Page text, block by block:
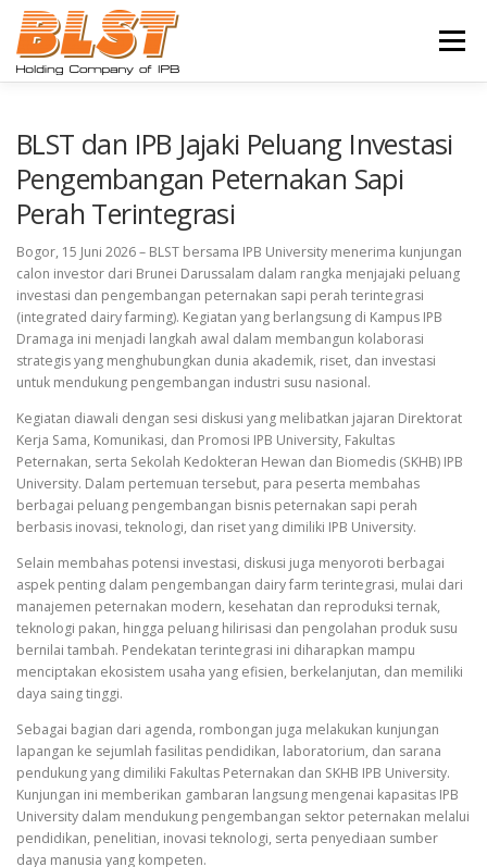
Lompat
konten
Menu
UNDUH INFORMASI BERITA
HUBUNGI KAMI
BLST dan IPB Jajaki Peluang Investasi
Pengembangan Peternakan Sapi
Perah Terintegrasi
Bogor, 15 Juni 2026 – BLST bersama IPB University menerima kunjungan
calon investor dari Brunei Darussalam dalam rangka menjajaki peluang
investasi dan pengembangan peternakan sapi perah terintegrasi
(integrated dairy farming). Kegiatan yang berlangsung di Kampus IPB
Dramaga ini menjadi langkah awal dalam membangun kolaborasi
strategis yang menghubungkan dunia akademik, riset, dan investasi
untuk mendukung pengembangan industri susu nasional.
Kegiatan diawali dengan sesi diskusi yang melibatkan jajaran Direktorat
Kerja Sama, Komunikasi, dan Promosi IPB University, Fakultas
Peternakan, serta Sekolah Kedokteran Hewan dan Biomedis (SKHB) IPB
University. Dalam pertemuan tersebut, para peserta membahas
berbagai peluang pengembangan bisnis peternakan sapi perah
berbasis inovasi, teknologi, dan riset yang dimiliki IPB University.
Selain membahas potensi investasi, diskusi juga menyoroti berbagai
aspek penting dalam pengembangan dairy farm terintegrasi, mulai dari
manajemen peternakan modern, kesehatan dan reproduksi ternak,
teknologi pakan, hingga peluang hilirisasi dan pengolahan produk susu
bernilai tambah. Pendekatan terintegrasi ini diharapkan mampu
menciptakan ekosistem usaha yang efisien, berkelanjutan, dan memiliki
daya saing tinggi.
Sebagai bagian dari agenda, rombongan juga melakukan kunjungan
lapangan ke sejumlah fasilitas pendidikan, laboratorium, dan sarana
pendukung yang dimiliki Fakultas Peternakan dan SKHB IPB University.
Kunjungan ini memberikan gambaran langsung mengenai kapasitas IPB
University dalam mendukung pengembangan sektor peternakan melalui
pendidikan, penelitian, inovasi teknologi, serta penyediaan sumber
daya manusia yang kompeten.